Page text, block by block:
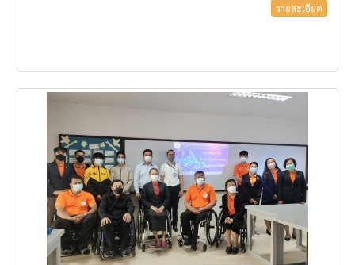
รายละเอียด